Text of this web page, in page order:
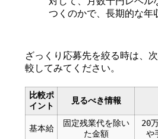
つくのかで、長期的な年
ざっくり応募先を絞る時は、
較してみてください。
比較ポ
イント
見るべき情報
基本給
固定残業代を除い
た金額
20
や